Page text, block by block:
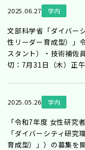
2025.06.27 学内
文部科学省「ダイバー
性リーダー育成型）」
スタント）・技術補佐
切：7月31日（木）正午
2025.05.26 学内
「令和7年度 女性研究
「ダイバーシティ研
育成型）」）の募集を